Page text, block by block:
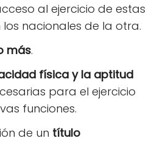
al ejercicio de estas
nacionales de la otra.
más.
física y la aptitud
para el ejercicio
funciones.
de un título